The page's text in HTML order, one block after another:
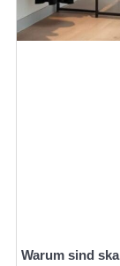
Warum sind